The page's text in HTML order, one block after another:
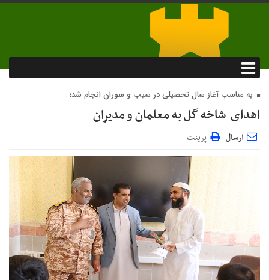
به مناسب آغاز سال تحصیلی در سیب و سوران انجام شد؛
اهدای شاخه گل به معلمان و مدیران
ارسال پرینت